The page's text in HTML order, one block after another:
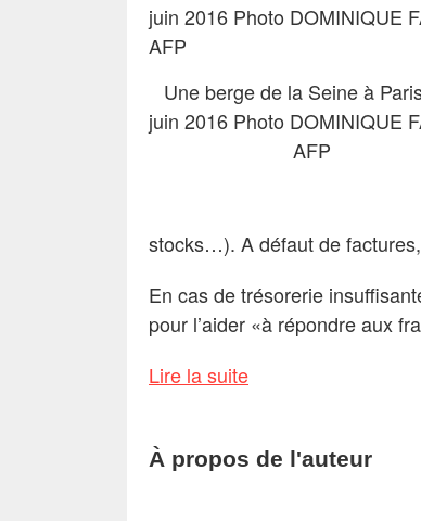
Une berge de la Seine à
juin 2016 Photo DOMINIQUE
AFP
stocks…). A défaut de
En cas de trésorerie
pour l’aider «à répondre aux
Lire la suite
À propos de l'auteur